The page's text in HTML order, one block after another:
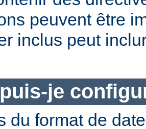
peuvent être
inclus peut
je
du format de